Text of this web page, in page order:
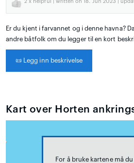
Er du kjent i farvannet og i denne havna?
andre båtfolk om du legger til en kort
📜 Legg inn beskrivelse
Kart over Horten
For å bruke kartene må